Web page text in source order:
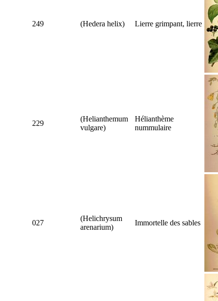
249 (Hedera helix) Lierre grimpant, lierre
229
(Helianthemum
vulgare)
Hélianthème
nummulaire
027
(Helichrysum
arenarium)
Immortelle des sables